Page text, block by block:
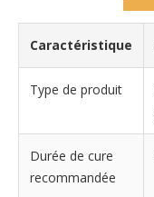
Caractéristique
Type de produit
Durée de cure
recommandée